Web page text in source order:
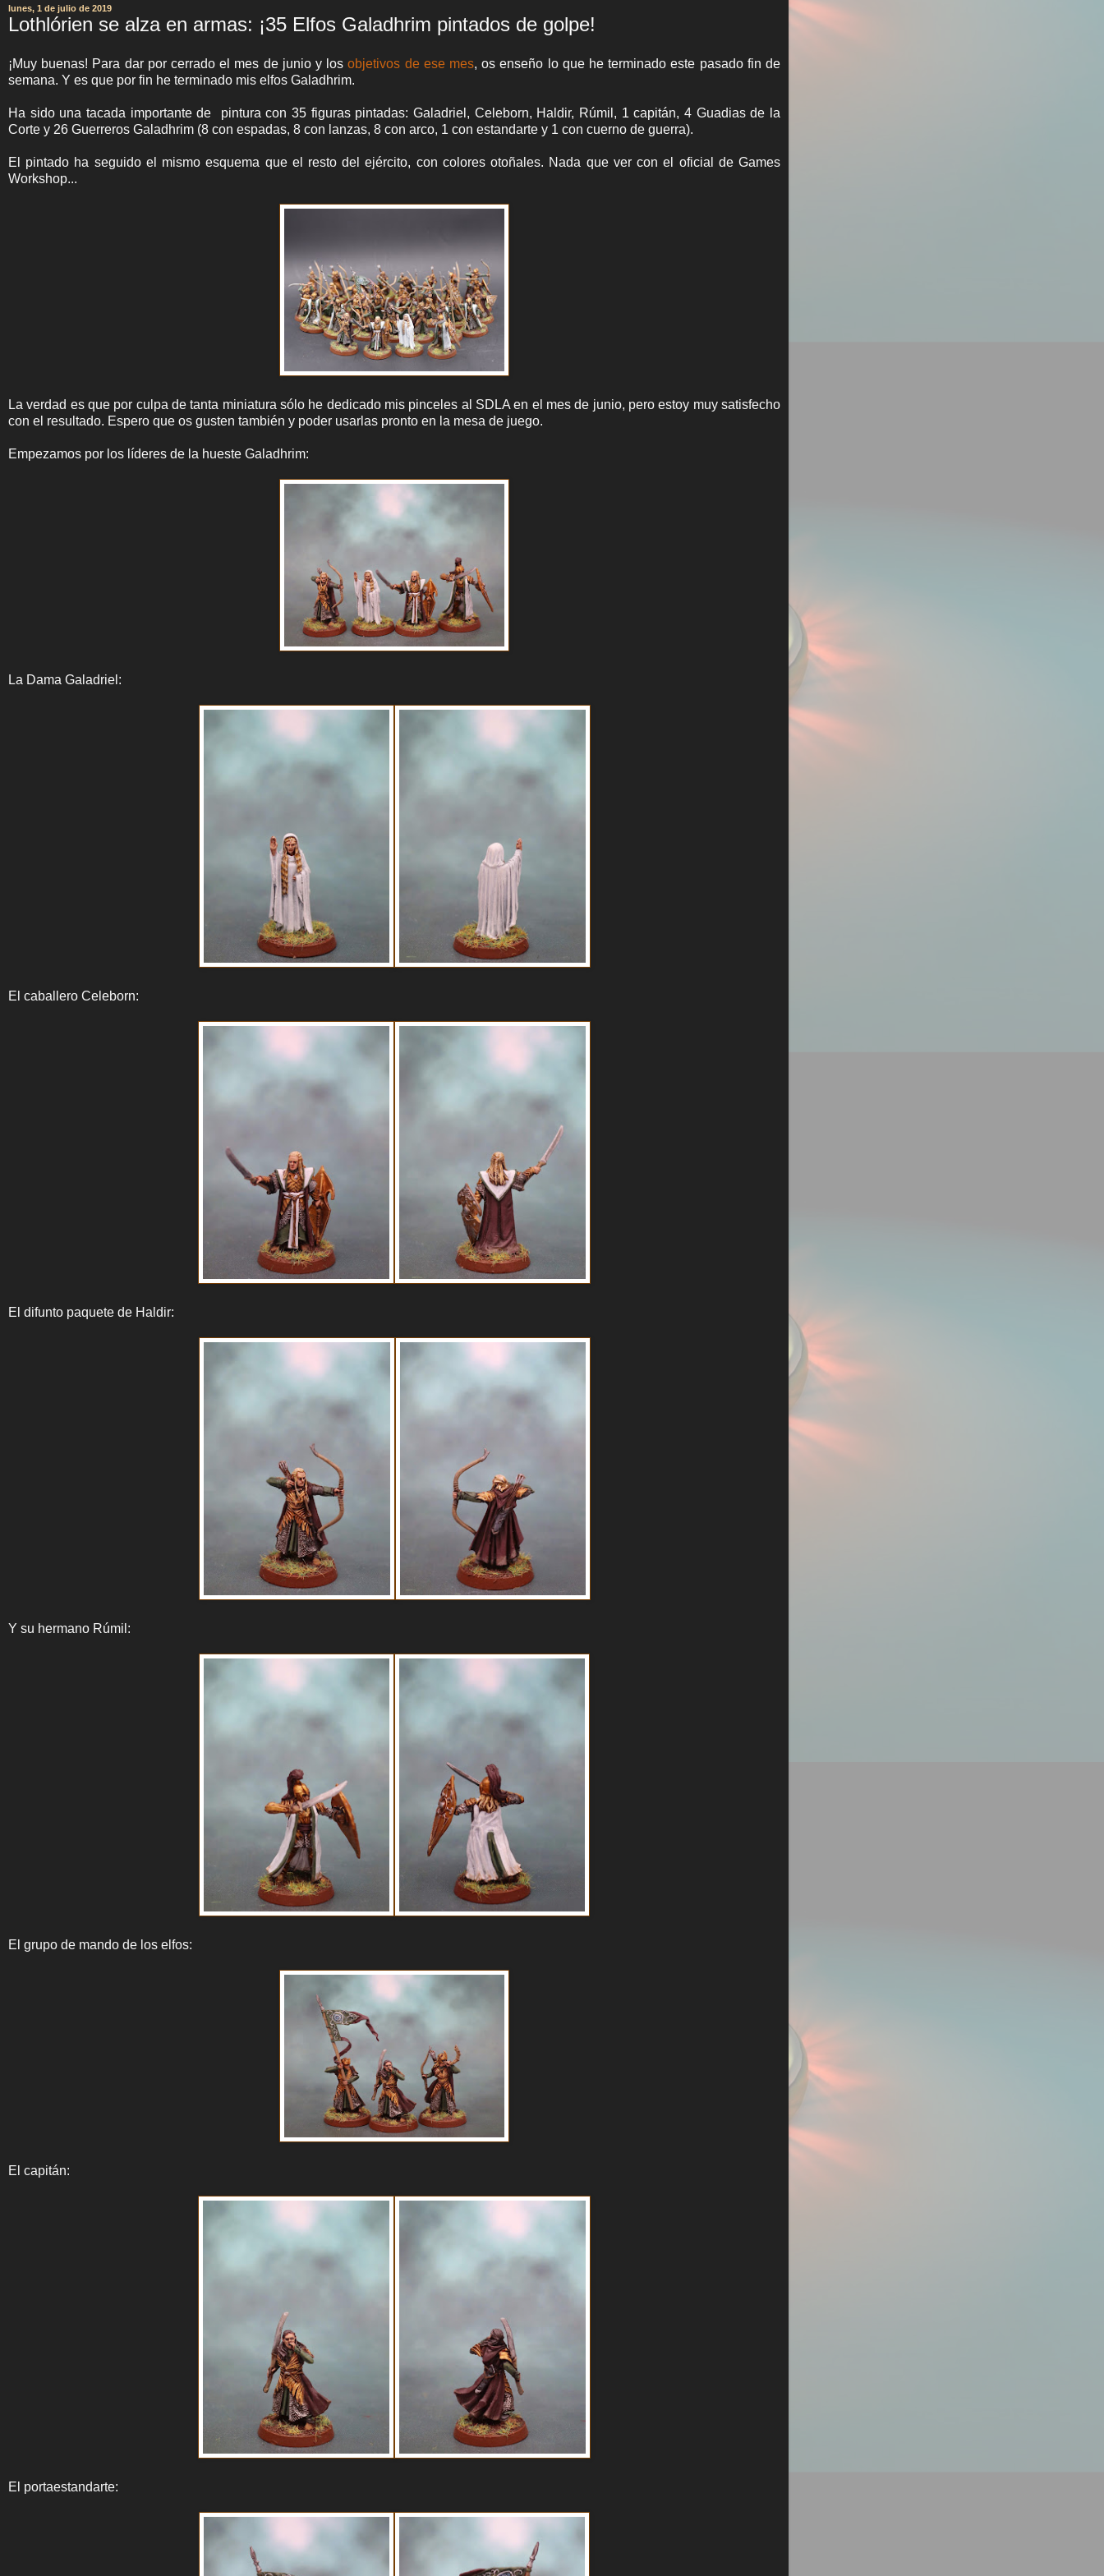
lunes, 1 de julio de 2019
Lothlórien se alza en armas: ¡35 Elfos Galadhrim pintados de golpe!
¡Muy buenas! Para dar por cerrado el mes de junio y losobjetivos de ese mes, os enseño lo que he terminado este pasado fin de
semana. Y es que por fin he terminado mis elfos Galadhrim.
Ha sido una tacada importante de pintura con 35 figuras pintadas: Galadriel, Celeborn, Haldir, Rúmil, 1 capitán, 4 Guadias de la
Corte y 26 Guerreros Galadhrim (8 con espadas, 8 con lanzas, 8 con arco, 1 con estandarte y 1 con cuerno de guerra).
El pintado ha seguido el mismo esquema que el resto del ejército, con colores otoñales. Nada que ver con el oficial de Games
Workshop...
La verdad es que por culpa de tanta miniatura sólo he dedicado mis pinceles al SDLA en el mes de junio, pero estoy muy satisfecho
con el resultado. Espero que os gusten también y poder usarlas pronto en la mesa de juego.
Empezamos por los líderes de la hueste Galadhrim:
La Dama Galadriel:
El caballero Celeborn:
El difunto paquete de Haldir:
Y su hermano Rúmil:
El grupo de mando de los elfos:
El capitán:
El portaestandarte: